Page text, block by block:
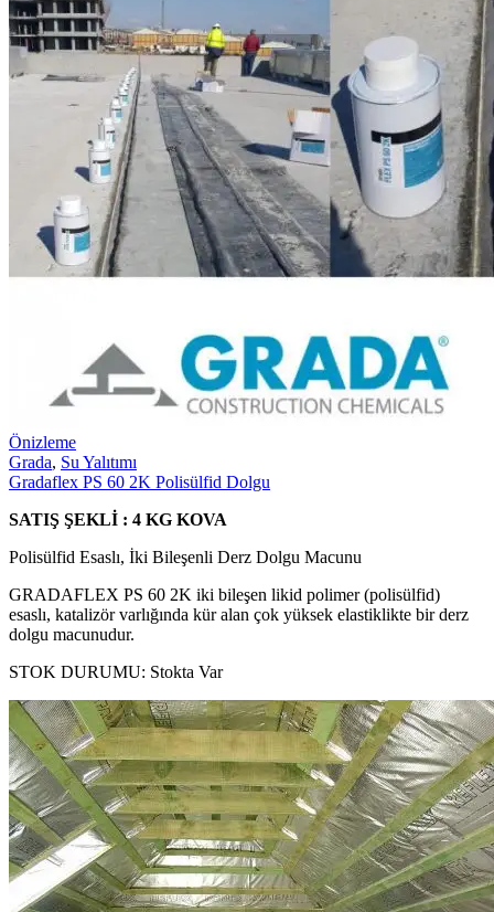
Önizleme
Grada, Su Yalıtımı
Gradaflex PS 60 2K Polisülfid Dolgu
SATIŞ ŞEKLİ : 4 KG KOVA
Polisülfid Esaslı, İki Bileşenli Derz Dolgu Macunu
GRADAFLEX PS 60 2K iki bileşen likid polimer (polisülfid)
esaslı, katalizör varlığında kür alan çok yüksek elastiklikte bir derz
dolgu macunudur.
STOK DURUMU: Stokta Var